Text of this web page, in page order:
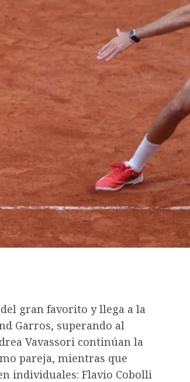
gran favorito y llega a la
Garros, superando al
Vavassori continúan la
pareja, mientras que
individuales: Flavio Cobolli